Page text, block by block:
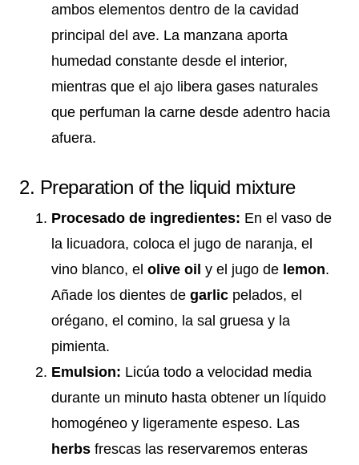
ambos elementos dentro de la cavidad
principal del ave. La manzana aporta
humedad constante desde el interior,
mientras que el ajo libera gases naturales
que perfuman la carne desde adentro hacia
afuera.
2. Preparation of the liquid mixture
Procesado de ingredientes: En el vaso de
la licuadora, coloca el jugo de naranja, el
vino blanco, el olive oil y el jugo de lemon.
Añade los dientes de garlic pelados, el
orégano, el comino, la sal gruesa y la
pimienta.
Emulsion: Licúa todo a velocidad media
durante un minuto hasta obtener un líquido
homogéneo y ligeramente espeso. Las
herbs frescas las reservaremos enteras